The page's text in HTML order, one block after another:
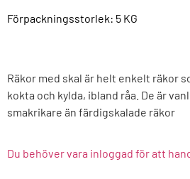
Förpackningsstorlek: 5 KG
Räkor med skal är helt enkelt räkor
kokta och kylda, ibland råa. De är
smakrikare än färdigskalade räkor
Du behöver vara inloggad för att